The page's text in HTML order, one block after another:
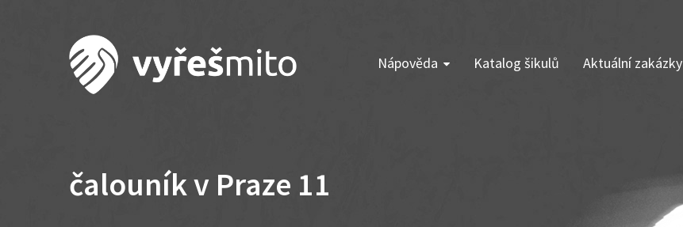
Nápověda Katalog šikulů Aktuální zakázky
čalouník v Praze 11